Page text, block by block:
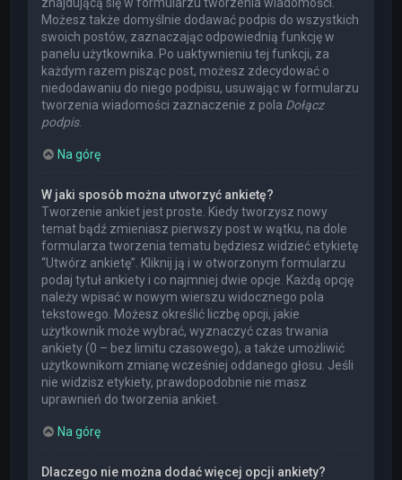
Możesz także domyślnie dodawać podpis do wszystkich
swoich postów, zaznaczając odpowiednią funkcję w
panelu użytkownika. Po uaktywnieniu tej funkcji, za
każdym razem pisząc post, możesz zdecydować o
niedodawaniu do niego podpisu, usuwając w formularzu
tworzenia wiadomości zaznaczenie z pola Dołącz
podpis.
Na górę
W jaki sposób można utworzyć ankietę?
Tworzenie ankiet jest proste. Kiedy tworzysz nowy
temat bądź zmieniasz pierwszy post w wątku, na dole
formularza tworzenia tematu będziesz widzieć etykietę
“Utwórz ankietę”. Kliknij ją i w otworzonym formularzu
podaj tytuł ankiety i co najmniej dwie opcje. Każdą opcję
należy wpisać w nowym wierszu widocznego pola
tekstowego. Możesz określić liczbę opcji, jakie
użytkownik może wybrać, wyznaczyć czas trwania
ankiety (0 – bez limitu czasowego), a także umożliwić
użytkownikom zmianę wcześniej oddanego głosu. Jeśli
nie widzisz etykiety, prawdopodobnie nie masz
uprawnień do tworzenia ankiet.
Na górę
Dlaczego nie można dodać więcej opcji ankiety?